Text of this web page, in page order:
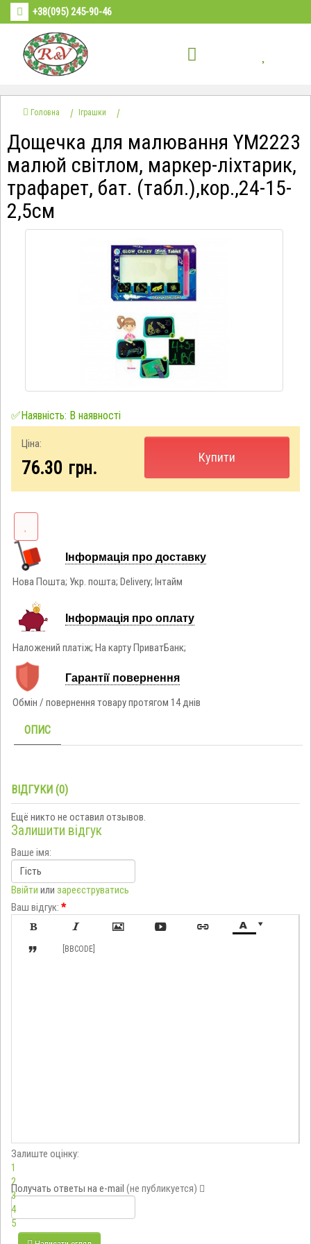
+38(095) 245-90-46
Головна Іграшки
Дощечка для малювання YM2223
малюй світлом, маркер-ліхтарик,
трафарет, бат. (табл.),кор.,24-15-
2,5см
✅Наявність: В наявності
Ціна:
76.30 грн.
Купити
Інформація про доставку
Нова Пошта; Укр. пошта; Delivery; Інтайм
Інформація про оплату
Наложений платіж; На карту ПриватБанк;
Гарантії повернення
Обмін / повернення товару протягом 14 днів
ОПИС
ВІДГУКИ (0)
Ещё никто не оставил отзывов.
Залишити відгук
Ваше імя:
Ввійти или зареєструватись
Ваш відгук: *

     
 [BBCODE]
Залиште оцінку:
1
2
3
4
5
Получать ответы на e-mail (не публикуется)